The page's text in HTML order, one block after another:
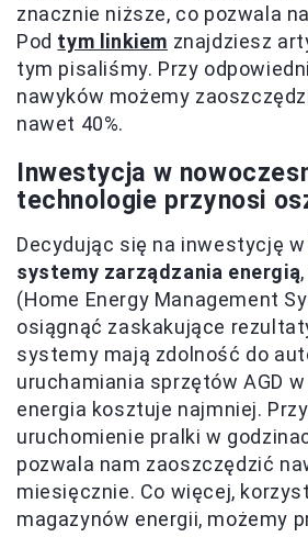
znacznie niższe, co pozwala
Pod tym linkiem znajdziesz
tym pisaliśmy. Przy
nawyków możemy
nawet 40%.
Inwestycja w
technologie przynosi
Decydując się na inwestycję w
systemy zarządzania energią
(Home Energy Management
osiągnąć zaskakujące
systemy mają zdolność do
uruchamiania sprzętów AGD
energia kosztuje najmniej.
uruchomienie pralki w
pozwala nam zaoszczędzić
miesięcznie. Co więcej,
magazynów energii, możemy